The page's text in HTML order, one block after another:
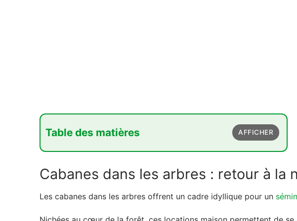
Table des matières AFFICHER
2. Tipis et yourtes : immersion culturelle
2.1. Détente et originalité
Cabanes dans les arbres : retour à la
Les cabanes dans les arbres offrent un cadre idyllique pour un